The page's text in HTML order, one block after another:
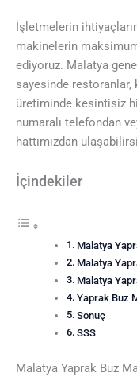
İşletmelerin
makinelerin
ediyoruz. Malatya
sayesinde restoranlar,
üretiminde kesintisiz
numaralı telefondan
hattımızdan
İçindekiler
Malatya
Malatya
Malatya
Yaprak Buz
Sonuç
SSS
Malatya Yaprak Buz